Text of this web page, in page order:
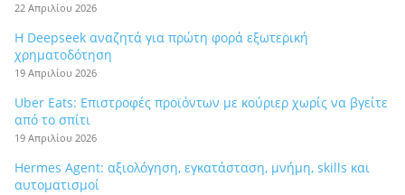
22 Απριλίου 2026
Η Deepseek αναζητά για πρώτη φορά εξωτερική
χρηματοδότηση
19 Απριλίου 2026
Uber Eats: Επιστροφές προϊόντων με κούριερ χωρίς να βγείτε
από το σπίτι
19 Απριλίου 2026
Hermes Agent: αξιολόγηση, εγκατάσταση, μνήμη, skills και
αυτοματισμοί